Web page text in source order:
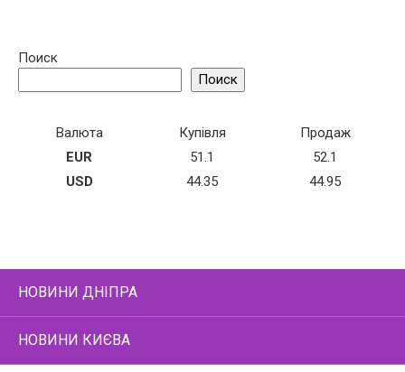
Поиск
Поиск
Валюта Купівля
Продаж
EUR
51.1
52.1
USD
44.35 44.95
НОВИНИ ДНІПРА
НОВИНИ КИЄВА